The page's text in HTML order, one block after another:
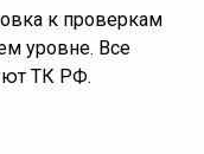
к проверкам
уровне. Все
ТК РФ.